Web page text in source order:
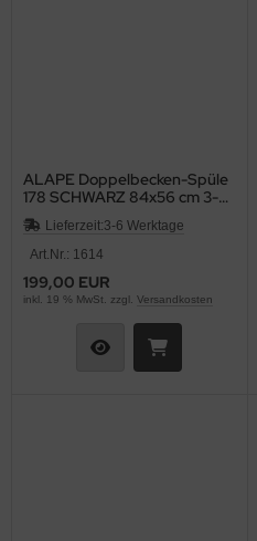
ALAPE Doppelbecken-Spüle
178 SCHWARZ 84x56 cm 3-
HL
Lieferzeit:3-6 Werktage
Art.Nr.: 1614
199,00 EUR
inkl. 19 % MwSt. zzgl. Versandkosten